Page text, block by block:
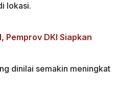
lokasi.
Pemprov DKI Siapkan
dinilai semakin meningkat